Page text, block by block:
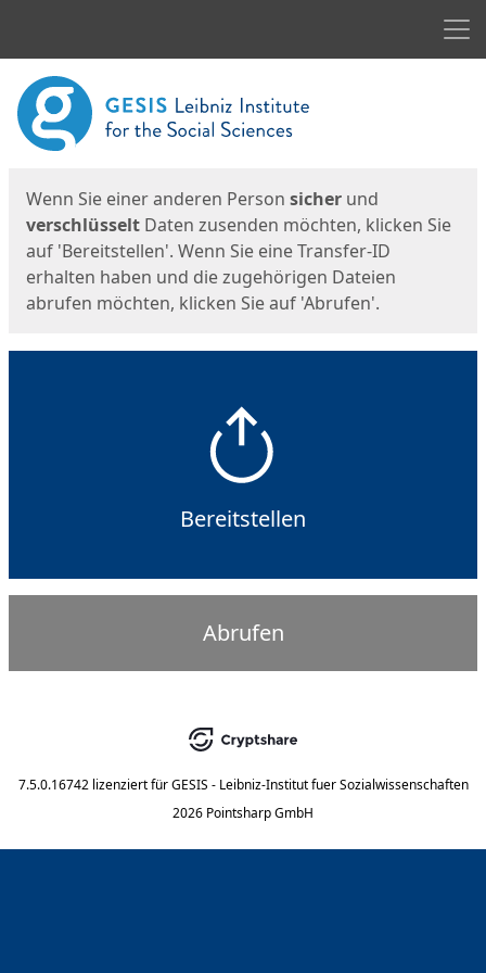
Start
Wenn Sie einer anderen Person sicher und
verschlüsselt Daten zusenden möchten, klicken Sie
auf 'Bereitstellen'. Wenn Sie eine Transfer-ID
erhalten haben und die zugehörigen Dateien
abrufen möchten, klicken Sie auf 'Abrufen'.
Bereitstellen
Abrufen
7.5.0.16742 lizenziert für GESIS - Leibniz-Institut fuer Sozialwissenschaften
2026 Pointsharp GmbH